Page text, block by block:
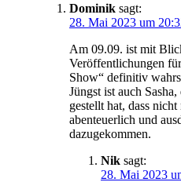
Dominik sagt:
28. Mai 2023 um
Am 09.09. ist mit
Veröffentlichungen
Show“ definitiv
Jüngst ist auch
gestellt hat, dass
abenteuerlich und
dazugekommen.
Nik sagt:
28. Mai 2023